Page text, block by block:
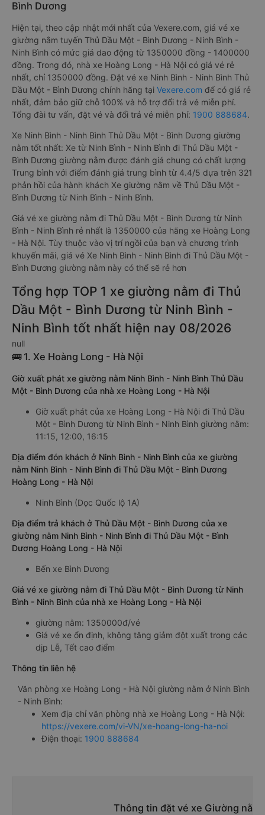
Bình Dương
Hiện tại, theo cập nhật mới nhất của Vexere.com, giá vé xe
giường nằm tuyến Thủ Dầu Một - Bình Dương - Ninh Bình -
Ninh Bình có mức giá dao động từ 1350000 đồng - 1400000
đồng. Trong đó, nhà xe Hoàng Long - Hà Nội có giá vé rẻ
nhất, chỉ 1350000 đồng. Đặt vé xe Ninh Bình - Ninh Bình Thủ
Dầu Một - Bình Dương chính hãng tại Vexere.com để có giá rẻ
nhất, đảm bảo giữ chỗ 100% và hỗ trợ đổi trả vé miễn phí.
Tổng đài tư vấn, đặt vé và đổi trả vé miễn phí: 1900 888684.
Xe Ninh Bình - Ninh Bình Thủ Dầu Một - Bình Dương giường
nằm tốt nhất: Xe từ Ninh Bình - Ninh Bình đi Thủ Dầu Một -
Bình Dương giường nằm được đánh giá chung có chất lượng
Trung bình với điểm đánh giá trung bình từ 4.4/5 dựa trên 321
phản hồi của hành khách Xe giường nằm về Thủ Dầu Một -
Bình Dương từ Ninh Bình - Ninh Bình.
Giá vé xe giường nằm đi Thủ Dầu Một - Bình Dương từ Ninh
Bình - Ninh Bình rẻ nhất là 1350000 của hãng xe Hoàng Long
- Hà Nội. Tùy thuộc vào vị trí ngồi của bạn và chương trình
khuyến mãi, giá vé Xe Ninh Bình - Ninh Bình đi Thủ Dầu Một -
Bình Dương giường nằm này có thể sẽ rẻ hơn
Tổng hợp TOP 1 xe giường nằm đi Thủ
Dầu Một - Bình Dương từ Ninh Bình -
Ninh Bình tốt nhất hiện nay 08/2026
null
🚌 1. Xe Hoàng Long - Hà Nội
Giờ xuất phát xe giường nằm Ninh Bình - Ninh Bình Thủ Dầu
Một - Bình Dương của nhà xe Hoàng Long - Hà Nội
Giờ xuất phát của xe Hoàng Long - Hà Nội đi Thủ Dầu
Một - Bình Dương từ Ninh Bình - Ninh Bình giường nằm:
11:15, 12:00, 16:15
Địa điểm đón khách ở Ninh Bình - Ninh Bình của xe giường
nằm Ninh Bình - Ninh Bình đi Thủ Dầu Một - Bình Dương
Hoàng Long - Hà Nội
Ninh Bình (Dọc Quốc lộ 1A)
Địa điểm trả khách ở Thủ Dầu Một - Bình Dương của xe
giường nằm Ninh Bình - Ninh Bình đi Thủ Dầu Một - Bình
Dương Hoàng Long - Hà Nội
Bến xe Bình Dương
Giá vé xe giường nằm đi Thủ Dầu Một - Bình Dương từ Ninh
Bình - Ninh Bình của nhà xe Hoàng Long - Hà Nội
giường nằm: 1350000đ/vé
Giá vé xe ổn định, không tăng giảm đột xuất trong các
dịp Lễ, Tết cao điểm
Thông tin liên hệ
Văn phòng xe Hoàng Long - Hà Nội giường nằm ở Ninh Bình
- Ninh Bình:
Xem địa chỉ văn phòng nhà xe Hoàng Long - Hà Nội:
https://vexere.com/vi-VN/xe-hoang-long-ha-noi
Điện thoại: 1900 888684
Thông tin đặt vé xe Giường nằm